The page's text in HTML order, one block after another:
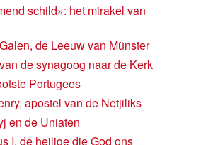
schild»: het mirakel van
de Leeuw van Münster
de synagoog naar de Kerk
Portugees
apostel van de Netjiliks
en de Uniaten
I, de heilige die God ons